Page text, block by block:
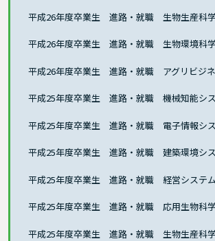
平成26年度卒業生 進路・就職 生物生産科
平成26年度卒業生 進路・就職 生物環境科
平成26年度卒業生 進路・就職 アグリビジ
平成25年度卒業生 進路・就職 機械知能シ
平成25年度卒業生 進路・就職 電子情報シ
平成25年度卒業生 進路・就職 建築環境シ
平成25年度卒業生 進路・就職 経営システ
平成25年度卒業生 進路・就職 応用生物科
平成25年度卒業生 進路・就職 生物生産科